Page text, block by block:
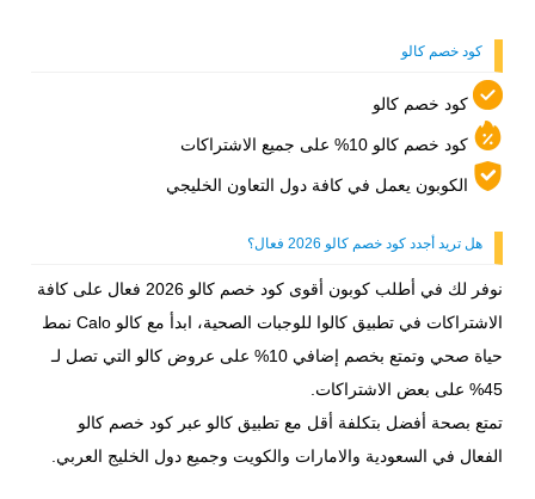
كود خصم كالو
كود خصم كالو
كود خصم كالو 10% على جميع الاشتراكات
الكوبون يعمل في كافة دول التعاون الخليجي
هل تريد أجدد كود خصم كالو 2026 فعال؟
نوفر لك في أطلب كوبون أقوى كود خصم كالو 2026 فعال على كافة
الاشتراكات في تطبيق كالوا للوجبات الصحية، ابدأ مع كالو Calo نمط
حياة صحي وتمتع بخصم إضافي 10% على عروض كالو التي تصل لـ
45% على بعض الاشتراكات.
تمتع بصحة أفضل بتكلفة أقل مع تطبيق كالو عبر كود خصم كالو
الفعال في السعودية والامارات والكويت وجميع دول الخليج العربي.